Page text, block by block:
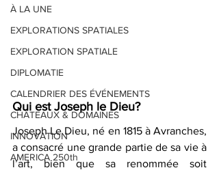
À LA UNE
EXPLORATIONS SPATIALES
EXPLORATION SPATIALE
DIPLOMATIE
CALENDRIER DES ÉVÉNEMENTS
CHÂTEAUX & DOMAINES
INNOVATION
AMERICA 250th
Qui est Joseph le Dieu?
Joseph Le Dieu, né en 1815 à Avranches,
a consacré une grande partie de sa vie à
l’art, bien que sa renommée soit